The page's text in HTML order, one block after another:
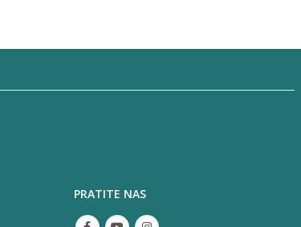
PRATITE NAS